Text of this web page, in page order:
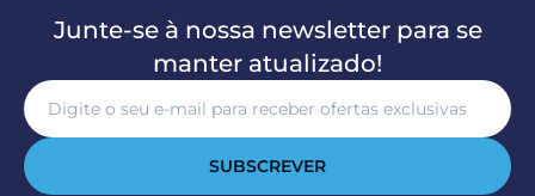
Junte-se à nossa newsletter para se
manter atualizado!
SUBSCREVER